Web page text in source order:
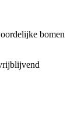
bomen